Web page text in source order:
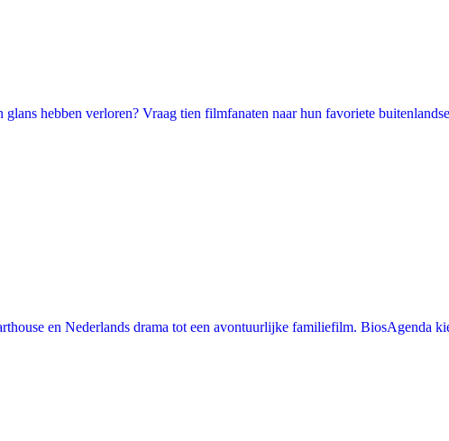
hebben verloren? Vraag tien filmfanaten naar hun favoriete
en Nederlands drama tot een avontuurlijke familiefilm. BiosAgenda